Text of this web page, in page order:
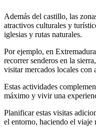
Además del castillo, las
atractivos culturales y
iglesias y rutas naturales.
Por ejemplo, en
recorrer senderos en la
visitar mercados locales con
Estas actividades
máximo y vivir una
Planificar estas visitas
el entorno, haciendo el viaje